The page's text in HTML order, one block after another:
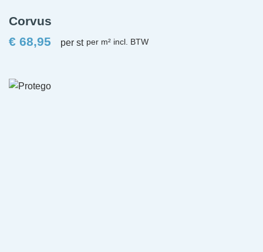
Corvus
€ 68,95 per st